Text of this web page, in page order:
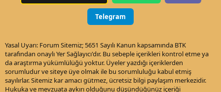
Telegram
Yasal Uyarı: Forum Sitemiz; 5651 Sayılı Kanun kapsamında BTK
tarafından onaylı Yer Sağlayıcı'dır. Bu sebeple içerikleri kontrol etme ya
da araştırma yükümlülüğü yoktur. Üyeler yazdığı içeriklerden
sorumludur ve siteye üye olmak ile bu sorumluluğu kabul etmiş
sayılırlar. Sitemiz kar amacı gütmez, ücretsiz bilgi paylaşım merkezidir.
Hukuka ve mevzuata aykırı olduğunu düşündüğünüz içeriği